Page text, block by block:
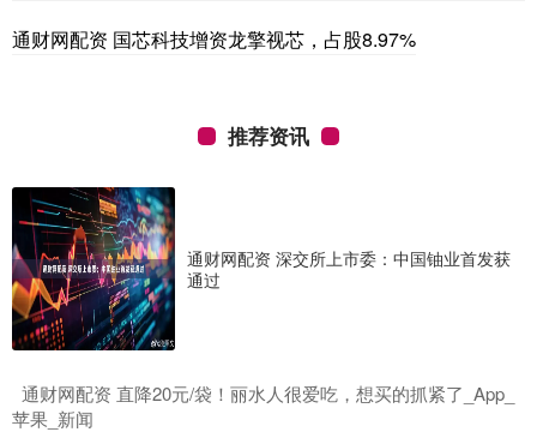
通财网配资 国芯科技增资龙擎视芯，占股8.97%
推荐资讯
通财网配资 深交所上市委：中国铀业首发获
通过
​通财网配资 直降20元/袋！丽水人很爱吃，想买的抓紧了_App_
苹果_新闻